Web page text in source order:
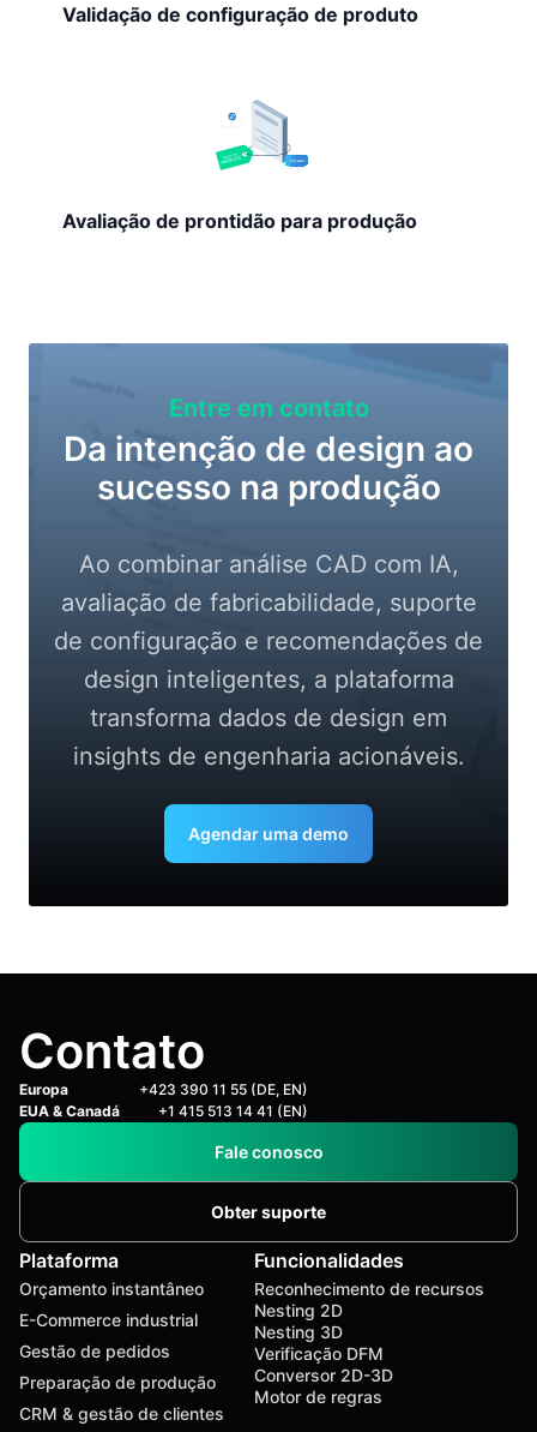
Validação de configuração de produto
Avaliação de prontidão para produção
Entre em contato
Da intenção de design ao
sucesso na produção
Ao combinar análise CAD com IA,
avaliação de fabricabilidade, suporte
de configuração e recomendações de
design inteligentes, a plataforma
transforma dados de design em
insights de engenharia acionáveis.
Agendar uma demo
Plataforma
Orçamento instantâneo
E-Commerce industrial
Gestão de pedidos
Preparação de produção
CRM & gestão de clientes
Funcionalidades
Reconhecimento de recursos
Nesting 2D
Nesting 3D
Verificação DFM
Conversor 2D-3D
Motor de regras
Contato
Europa
+423 390 11 55 (DE, EN)
EUA & Canadá
+1 415 513 14 41 (EN)
Fale conosco
Obter suporte